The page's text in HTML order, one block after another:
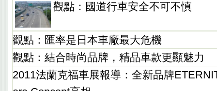
觀點：國道行車安全不可不慎
觀點：匯率是日本車廠最大危機
觀點：結合時尚品牌，精品車款更顯魅力
2011法蘭克福車展報導：全新品牌